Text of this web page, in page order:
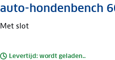
auto-hondenbench
Met slot
Levertijd: wordt geladen..